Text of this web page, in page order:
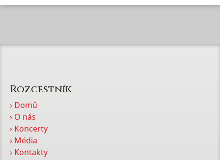
Rozcestník
› Domů
› O nás
› Koncerty
› Média
› Kontakty